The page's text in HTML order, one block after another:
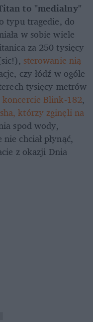
to "medialny"
typu tragedie, do
w sobie wiele
za 250 tysięcy
sterowanie nią
czy łódź w ogóle
tysięcy metrów
Blink-182
którzy zginęli na
spod wody,
chciał płynąć,
z okazji Dnia